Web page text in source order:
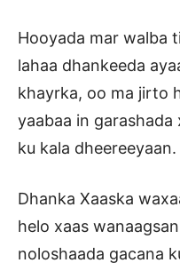
Hooyada mar walba
lahaa dhankeeda
khayrka, oo ma jirto
yaabaa in
ku kala dheereeyaan.
Dhanka Xaaska
helo xaas
noloshaada gacana